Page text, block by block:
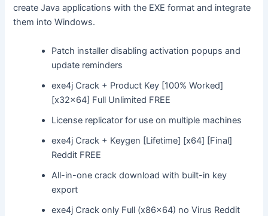
create Java applications with the EXE format and integrate
them into Windows.
Patch installer disabling activation popups and
update reminders
exe4j Crack + Product Key [100% Worked]
[x32x64] Full Unlimited FREE
License replicator for use on multiple machines
exe4j Crack + Keygen [Lifetime] [x64] [Final]
Reddit FREE
All-in-one crack download with built-in key
export
exe4j Crack only Full (x86x64) no Virus Reddit